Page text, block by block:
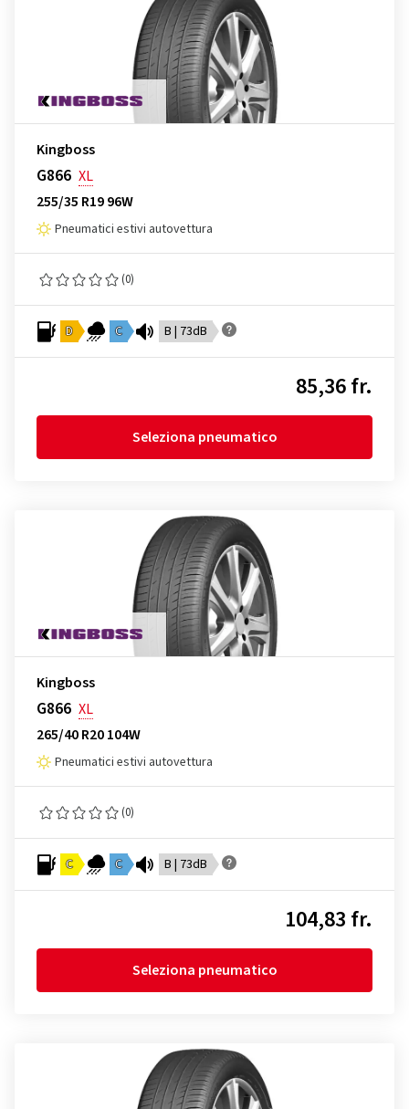
Kingboss
G866 XL
255/35 R19 96W
Pneumatici estivi autovettura
(0)
D C B | 73dB
85,36 fr.
Seleziona pneumatico
Kingboss
G866 XL
265/40 R20 104W
Pneumatici estivi autovettura
(0)
C C B | 73dB
104,83 fr.
Seleziona pneumatico